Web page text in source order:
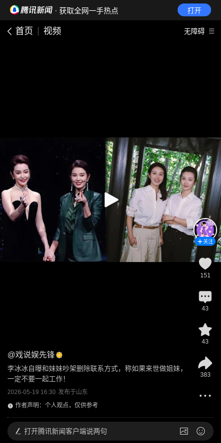
· 获取全网一手热点 打开
首页 视频 无障碍
@戏说娱先锋
李冰冰自曝和妹妹吵架删除联系方式，称如果来世做姐妹，
一定不要一起工作！
2026-05-19 16:30 发布于山东
作者声明：个人观点，仅供参考
关注
151
43
43
383
打开腾讯新闻客户端说两句